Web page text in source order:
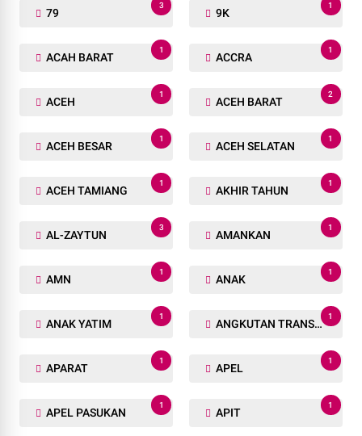
79
3
9K
1
ACAH BARAT
1
ACCRA
1
ACEH
1
ACEH BARAT
2
ACEH BESAR
1
ACEH SELATAN
1
ACEH TAMIANG
1
AKHIR TAHUN
1
AL-ZAYTUN
3
AMANKAN
1
AMN
1
ANAK
1
ANAK YATIM
1
ANGKUTAN TRANSPORTASI
1
APARAT
1
APEL
1
APEL PASUKAN
1
APIT
1